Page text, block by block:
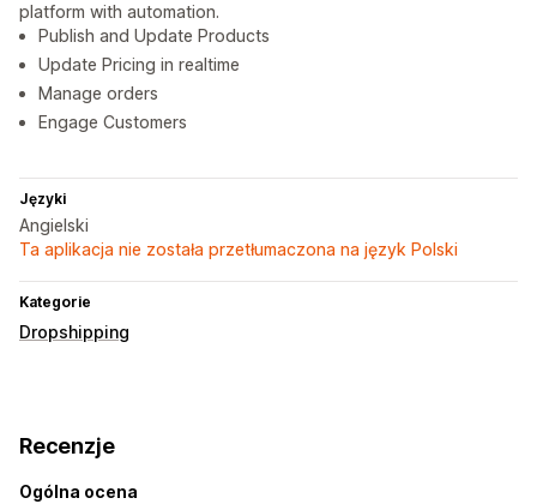
platform with automation.
Publish and Update Products
Update Pricing in realtime
Manage orders
Engage Customers
Języki
Angielski
Ta aplikacja nie została przetłumaczona na język Polski
Kategorie
Dropshipping
Recenzje
Ogólna ocena